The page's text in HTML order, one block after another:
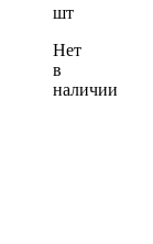
шт
Нет
в
наличии